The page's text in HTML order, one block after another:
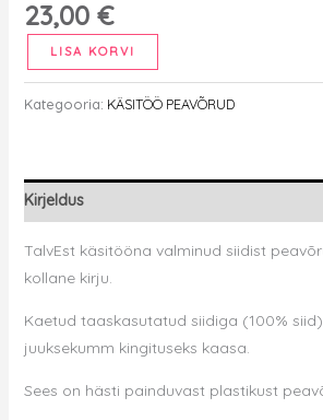
23,00 €
Siidist
peavõru
-
kirju
(kingituseks
LISA KORVI
Kategooria: KÄSITÖÖ PEAVÕRUD
Kirjeldus
TalvEst käsitööna valminud siidist
kollane kirju.
Kaetud taaskasutatud siidiga (100%
juuksekumm kingituseks kaasa.
Sees on hästi painduvast plastikust